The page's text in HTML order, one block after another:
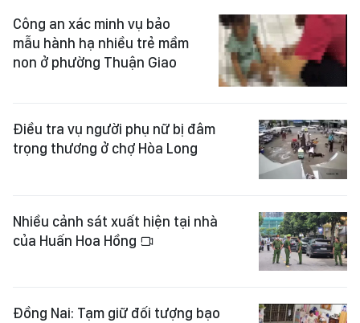
Công an xác minh vụ bảo
mẫu hành hạ nhiều trẻ mầm
non ở phường Thuận Giao
Điều tra vụ người phụ nữ bị đâm
trọng thương ở chợ Hòa Long
Nhiều cảnh sát xuất hiện tại nhà
của Huấn Hoa Hồng
Đồng Nai: Tạm giữ đối tượng bạo